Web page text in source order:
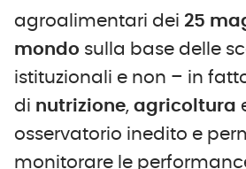
agroalimentari dei 25
mondo sulla base delle
istituzionali e non – in
di nutrizione, agricoltura
osservatorio inedito e
monitorare le